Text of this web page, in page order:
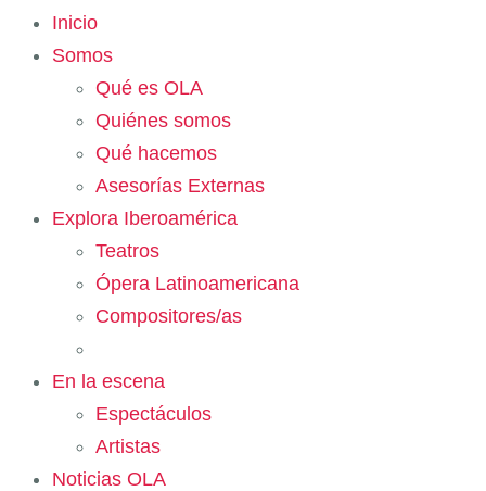
Inicio
Somos
Qué es OLA
Quiénes somos
Qué hacemos
Asesorías Externas
Explora Iberoamérica
Teatros
Ópera Latinoamericana
Compositores/as
En la escena
Espectáculos
Artistas
Noticias OLA